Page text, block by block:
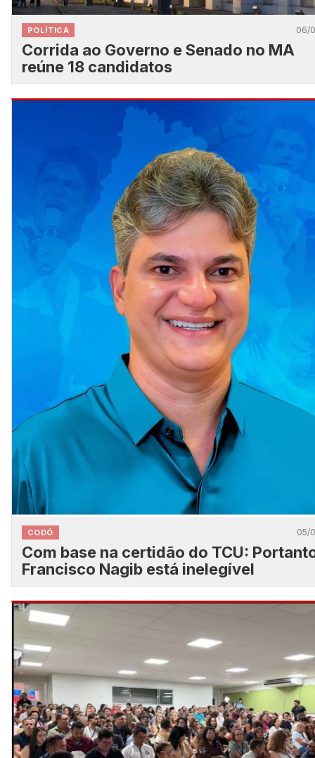
POLÍTICA 06/
Corrida ao Governo e Senado no MA
reúne 18 candidatos
CODÓ 05/
Com base na certidão do TCU:
Francisco Nagib está inelegível